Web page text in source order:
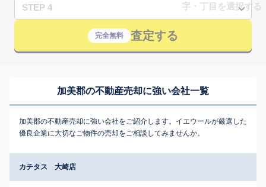
STEP 4
完全無料 査定する
加美郡の不動産売却に強い会社一覧
加美郡の不動産売却に強い会社をご紹介します。イエウールが厳選した
優良企業に大切なご物件の売却をご相談してみませんか。
カチタス 大崎店